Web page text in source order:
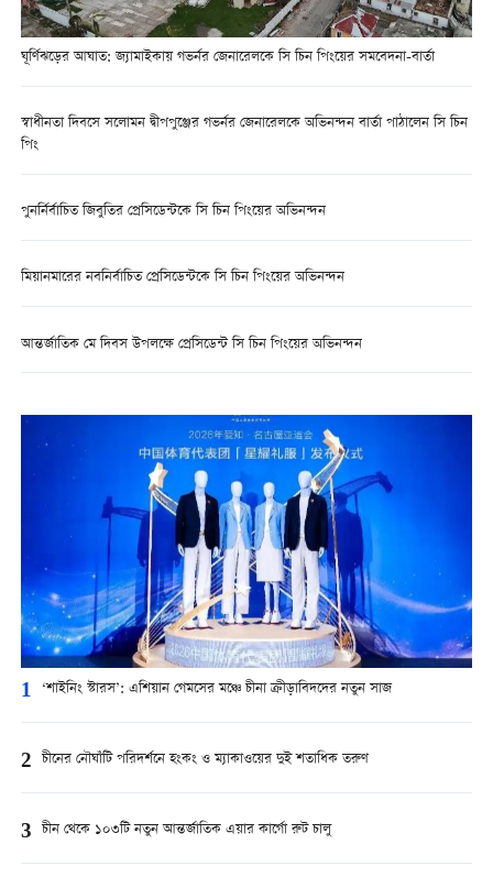
ঘূর্ণিঝড়ের আঘাত: জ্যামাইকায় গভর্নর জেনারেলকে সি চিন পিংয়ের সমবেদনা-বার্তা
স্বাধীনতা দিবসে সলোমন দ্বীপপুঞ্জের গভর্নর জেনারেলকে অভিনন্দন বার্তা পাঠালেন সি চিন
পিং
পুনর্নির্বাচিত জিবুতির প্রেসিডেন্টকে সি চিন পিংয়ের অভিনন্দন
মিয়ানমারের নবনির্বাচিত প্রেসিডেন্টকে সি চিন পিংয়ের অভিনন্দন
আন্তর্জাতিক মে দিবস উপলক্ষে প্রেসিডেন্ট সি চিন পিংয়ের অভিনন্দন
1 ‘শাইনিং স্টারস’: এশিয়ান গেমসের মঞ্চে চীনা ক্রীড়াবিদদের নতুন সাজ
2 চীনের নৌঘাঁটি পরিদর্শনে হংকং ও ম্যাকাওয়ের দুই শতাধিক তরুণ
3 চীন থেকে ১০৩টি নতুন আন্তর্জাতিক এয়ার কার্গো রুট চালু